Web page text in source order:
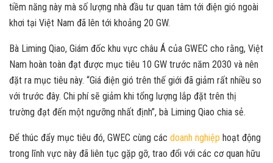
tiềm năng này mà số lượng nhà đầu tư quan tâm tới điện gió ngoài
khơi tại Việt Nam đã lên tới khoảng 20 GW.
Bà Liming Qiao, Giám đốc khu vực châu Á của GWEC cho rằng, Việt
Nam hoàn toàn đạt được mục tiêu 10 GW trước năm 2030 và nên
đặt ra mục tiêu này. “Giá điện gió trên thế giới đã giảm rất nhiều so
với trước đây. Chi phí sẽ giảm khi tổng lượng lắp đặt trên thị
trường đạt đến một ngưỡng nhất định”, bà Liming Qiao chia sẻ.
Để thúc đẩy mục tiêu đó, GWEC cùng các doanh nghiệp hoạt động
trong lĩnh vực này đã liên tục gặp gỡ, trao đổi với các cơ quan hữu